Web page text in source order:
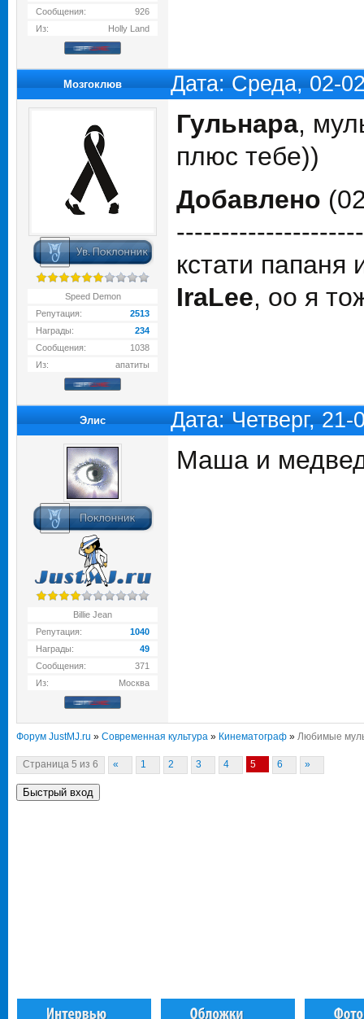
Сообщения:
926
Из:
Holly Land
Мозгоклюв Дата: Среда, 02-
Speed Demon
Репутация:
2513
Награды:
234
Сообщения:
1038
Из:
апатиты
Гульнара,
плюс тебе))
Добавлено
кстати папаня
IraLee, оо я
Элис Дата: Четверг,
Billie Jean
Репутация:
1040
Награды:
49
Сообщения:
371
Из:
Москва
Маша и
Форум JustMJ.ru » Современная культура » Кинематограф » Любимые
Страница 5 из 6 « 1 2 3 4 5 6 »